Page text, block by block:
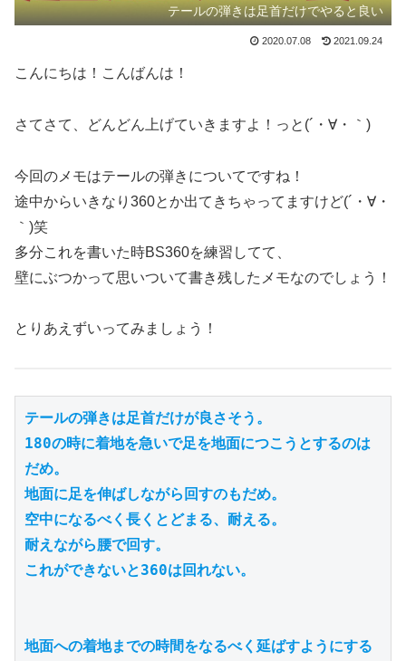
テールの弾きは足首だけでやると良い
2020.07.08 2021.09.24
こんにちは！こんばんは！
さてさて、どんどん上げていきますよ！っと(´・∀・｀)
今回のメモはテールの弾きについてですね！
途中からいきなり360とか出てきちゃってますけど(´・∀・
｀)笑
多分これを書いた時BS360を練習してて、
壁にぶつかって思いついて書き残したメモなのでしょう！
とりあえずいってみましょう！
テールの弾きは足首だけが良さそう。
180の時に着地を急いで足を地面につこうとするのは
だめ。
地面に足を伸ばしながら回すのもだめ。
空中になるべく長くとどまる、耐える。
耐えながら腰で回す。
これができないと360は回れない。
地面への着地までの時間をなるべく延ばすようにする